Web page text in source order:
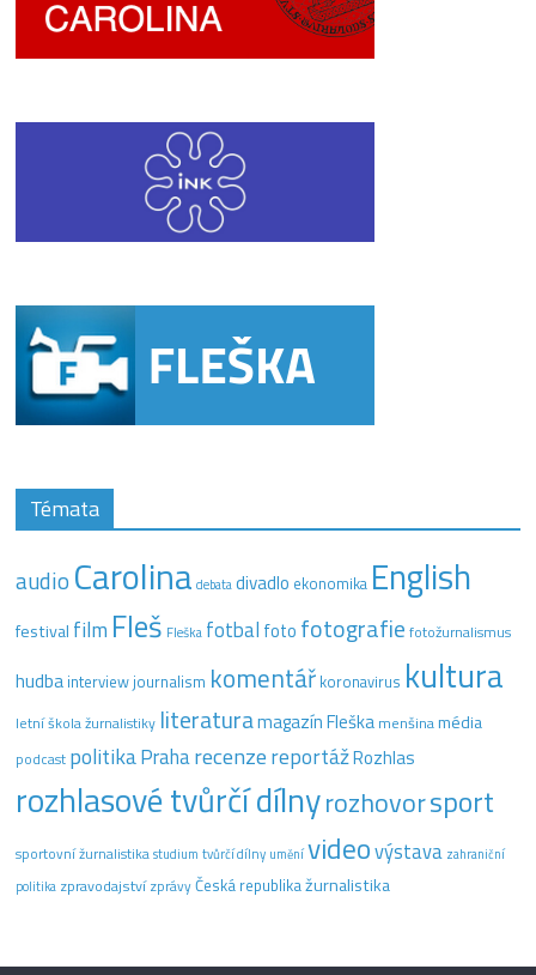
Témata
audio Carolina debata divadlo ekonomika English
festival film Fleš Fleška fotbal foto fotografie fotožurnalismus
hudba interview journalism komentář koronavirus kultura
letní škola žurnalistiky literaturamagazín Fleška menšinamédia
podcast politikaPraharecenzereportážRozhlas
rozhlasové tvůrčí dílnyrozhovorsport
sportovní žurnalistika studium tvůrčí dílny uměnívideovýstava zahraniční
politika zpravodajstvízprávyČeská republikažurnalistika